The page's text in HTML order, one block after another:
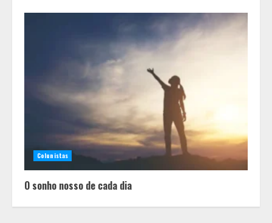
Colunistas
O sonho nosso de cada dia
Mercure Belo Horizonte Savassi
inaugura novo espaço com o
Delicatto Restaurante
Políticas que Nasceram no Amapá e